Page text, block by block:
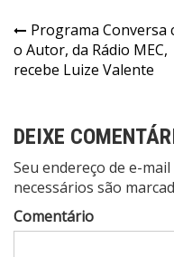
Navegação
de
Programa Conversa
o Autor, da Rádio MEC,
recebe Luize Valente
DEIXE
Seu endereço de e-
necessários são
Comentário